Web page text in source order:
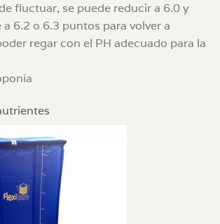
fluctuar, se puede reducir a 6.0 y
6.2 o 6.3 puntos para volver a
regar con el PH adecuado para la